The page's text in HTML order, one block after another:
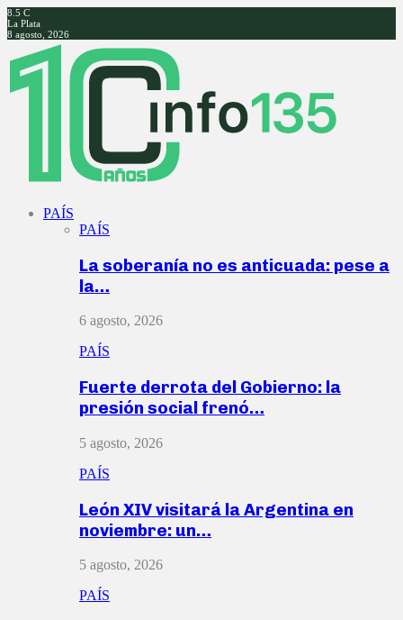
8.5 C
La Plata
8 agosto, 2026
Facebook
Twitter
Instagram
Youtube
PAÍS
PAÍS
La soberanía no es anticuada: pese a
la…
6 agosto, 2026
PAÍS
Fuerte derrota del Gobierno: la
presión social frenó…
5 agosto, 2026
PAÍS
León XIV visitará la Argentina en
noviembre: un…
5 agosto, 2026
PAÍS